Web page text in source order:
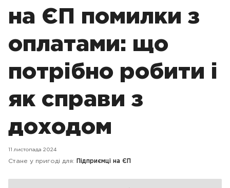
на ЄП помилки з
оплатами: що
потрібно робити і
як справи з
доходом
11 листопада 2024
Стане у пригоді для: Підприємці на ЄП